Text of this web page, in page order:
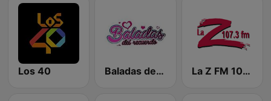
Los 40 Baladas del Recuerdo La Z FM 107.3